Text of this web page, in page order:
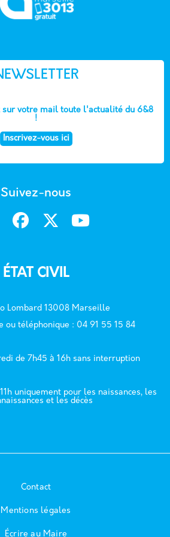
sur votre mail toute l'actualité du 6&8
!
Inscrivez-vous ici
Suivez-nous
ÉTAT CIVIL
Lombard 13008 Marseille
ou téléphonique : 04 91 55 15 84
de 7h45 à 16h sans interruption
uniquement pour les naissances, les
et les décès
Contact
Mentions légales
Écrire au Maire